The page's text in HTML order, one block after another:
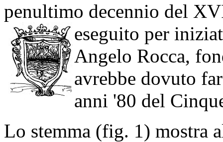
penultimo decennio del
eseguito per
Angelo Rocca,
avrebbe dovuto
anni '80 del
Lo stemma (fig. 1) mostra